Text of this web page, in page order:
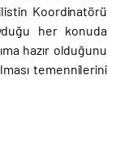
Koordinatörü
her konuda
hazır olduğunu
temennilerini